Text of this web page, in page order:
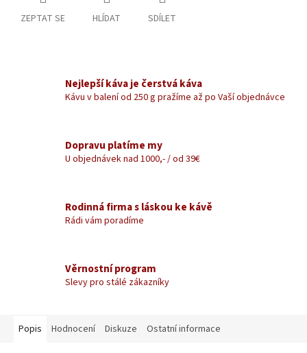
ZEPTAT SE HLÍDAT SDÍLET
Nejlepší káva je čerstvá káva
Kávu v balení od 250 g pražíme až po Vaší objednávce
Dopravu platíme my
U objednávek nad 1000,- / od 39€
Rodinná firma s láskou ke kávě
Rádi vám poradíme
Věrnostní program
Slevy pro stálé zákazníky
Popis Hodnocení Diskuze Ostatní informace